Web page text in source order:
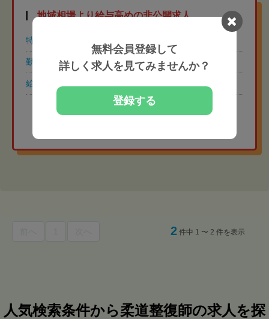
地域相場より給与高めの非公開求人
特徴
勤務時間 8:30-17:30（休憩60分）
給与
地域相場より給与高めの
2 件中 1 〜 2 件を表示
人気検索条件から柔道整復師の求人を探
無料会員登録して
詳しく求人を見てみませんか？
登録する